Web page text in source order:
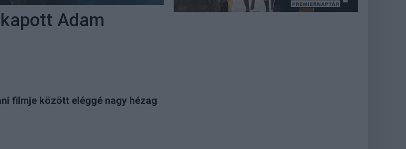
Adam
filmje között eléggé nagy hézag